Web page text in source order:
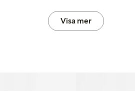
Visa mer